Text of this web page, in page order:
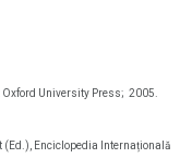
Oxford University Press; 2005.
(Ed.), Enciclopedia Internațională